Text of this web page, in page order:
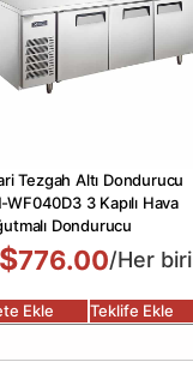
Tezgah Altı Dondurucu
WF040D3 3 Kapılı Hava
Dondurucu
$776.00/Her biri
Ekle Teklife Ekle